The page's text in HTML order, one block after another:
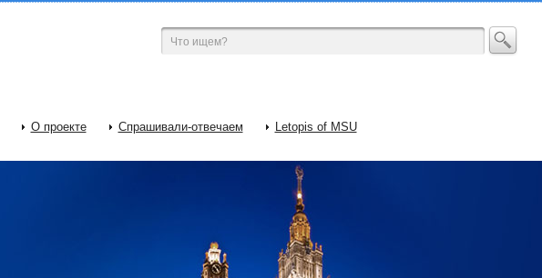
О проекте Спрашивали-отвечаем Letopis of MSU